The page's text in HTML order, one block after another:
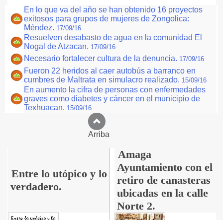
En lo que va del año se han obtenido 16 proyectos
exitosos para grupos de mujeres de Zongolica:
Méndez. 17/09/16
Resuelven desabasto de agua en la comunidad El
Nogal de Atzacan. 17/09/16
Necesario fortalecer cultura de la denuncia. 17/09/16
Fueron 22 heridos al caer autobús a barranco en
cumbres de Maltrata en simulacro realizado. 15/09/16
En aumento la cifra de personas con enfermedades
graves como diabetes y cáncer en el municipio de
Texhuacan. 15/09/16
Arriba
Entre lo utópico y lo
verdadero.
Amaga
Ayuntamiento con el
retiro de canasteras
ubicadas en la calle
Norte 2.